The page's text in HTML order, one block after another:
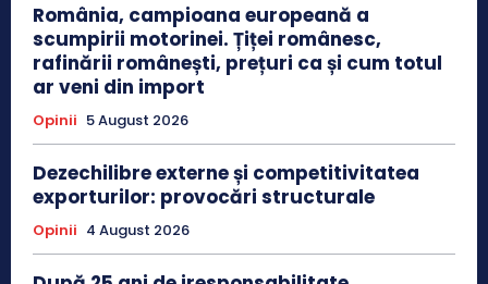
România, campioana europeană a
scumpirii motorinei. Țiței românesc,
rafinării românești, prețuri ca și cum totul
ar veni din import
Opinii 5 August 2026
Dezechilibre externe și competitivitatea
exporturilor: provocări structurale
Opinii 4 August 2026